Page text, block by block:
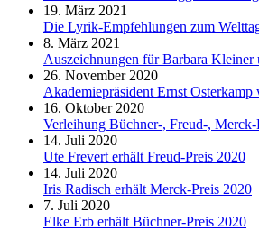
19. März 2021
Die Lyrik-Empfehlungen zum
8. März 2021
Auszeichnungen für Barbara
26. November 2020
Akademiepräsident Ernst Osterkamp
16. Oktober 2020
Verleihung Büchner-, Freud-, Merck-
14. Juli 2020
Ute Frevert erhält Freud-Preis 2020
14. Juli 2020
Iris Radisch erhält Merck-Preis 2020
7. Juli 2020
Elke Erb erhält Büchner-Preis 2020